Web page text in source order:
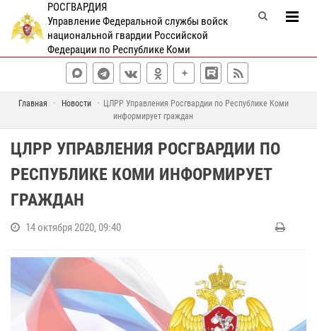
РОСГВАРДИЯ
Управление Федеральной службы войск
национальной гвардии Российской
Федерации по Республике Коми
Главная Новости
ЦЛРР Управления Росгвардии по Республике Коми
информирует граждан
ЦЛРР УПРАВЛЕНИЯ РОСГВАРДИИ ПО
РЕСПУБЛИКЕ КОМИ ИНФОРМИРУЕТ
ГРАЖДАН
14 октября 2020, 09:40